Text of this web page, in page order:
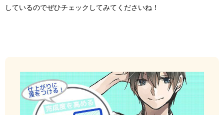
しているのでぜひチェックしてみてくださいね！